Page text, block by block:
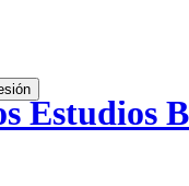
Estudios